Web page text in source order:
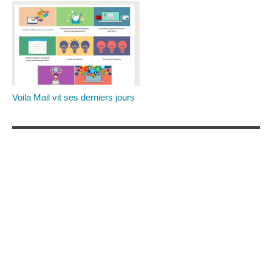
Voila Mail vit ses derniers jours